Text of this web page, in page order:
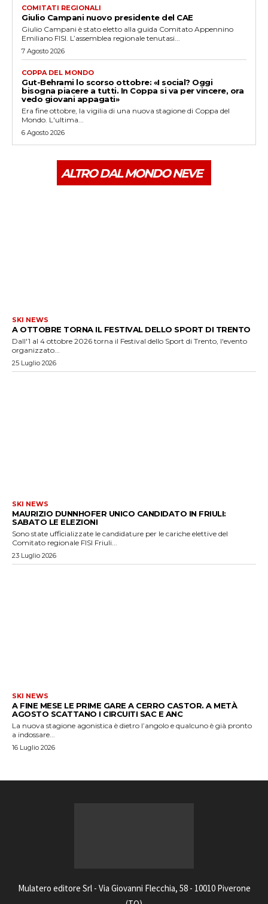
COMITATI REGIONALI
Giulio Campani nuovo presidente del CAE
Giulio Campani è stato eletto alla guida Comitato Appennino
Emiliano FISI. L’assemblea regionale tenutasi...
7 Agosto 2026
COPPA DEL MONDO
Gut-Behrami lo scorso ottobre: «I social? Oggi
bisogna piacere a tutti. In Coppa si va per vincere, ora
vedo giovani appagati»
Era fine ottobre, la vigilia di una nuova stagione di Coppa del
Mondo. L'ultima...
6 Agosto 2026
ALTRO DAL MONDO NEVE
SKI NEWS
A OTTOBRE TORNA IL FESTIVAL DELLO SPORT DI TRENTO
Dall'1 al 4 ottobre 2026 torna il Festival dello Sport di Trento, l'evento
organizzato...
25 Luglio 2026
SKI NEWS
MAURIZIO DUNNHOFER UNICO CANDIDATO IN FRIULI:
SABATO LE ELEZIONI
Sono state ufficializzate le candidature per le cariche elettive del
Comitato regionale FISI Friuli...
23 Luglio 2026
SKI NEWS
A FINE MESE LE PRIME GARE A CERRO CASTOR. A METÀ
AGOSTO SCATTANO I CIRCUITI SAC E ANC
La nuova stagione agonistica è dietro l’angolo e qualcuno è già pronto
a indossare...
16 Luglio 2026
Mulatero editore Srl - Via Giovanni Flecchia, 58 - 10010 Piverone